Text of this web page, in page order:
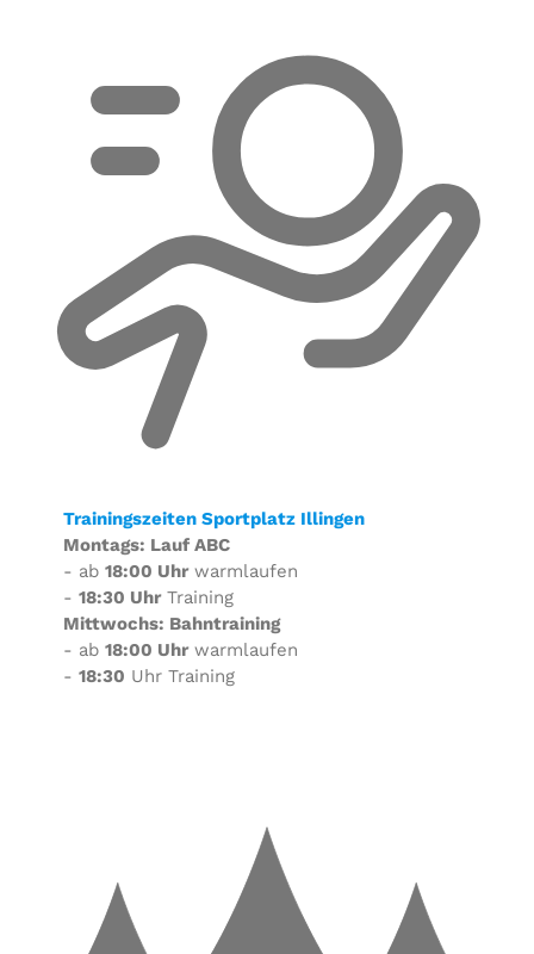
Trainingszeiten Sportplatz Illingen
Montags: Lauf ABC
- ab 18:00 Uhrwarmlaufen
- 18:30 UhrTraining
Mittwochs: Bahntraining
- ab 18:00 Uhrwarmlaufen
- 18:30 Uhr Training